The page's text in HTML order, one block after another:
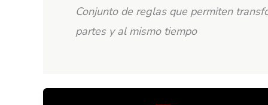
Conjunto de reglas que permiten
partes y al mismo tiempo